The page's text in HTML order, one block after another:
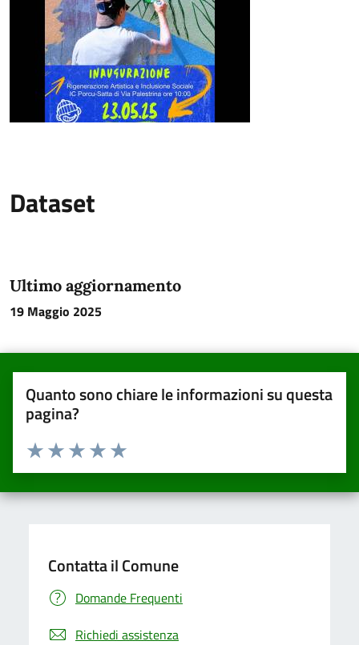
Dataset
Ultimo aggiornamento
19 Maggio 2025
Quanto sono chiare le informazioni su questa
pagina?
Valuta da 1 a 5 stelle la pagina
Valuta 5 stelle su 5
Valuta 4 stelle su 5
Valuta 3 stelle su 5
Valuta 2 stelle su 5
Valuta una stella su 5
Contatta il Comune
Domande Frequenti
Richiedi assistenza